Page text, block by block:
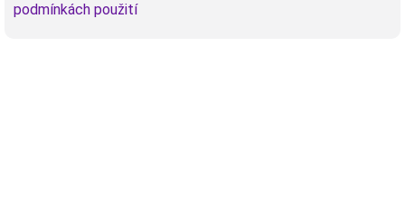
podmínkách použití